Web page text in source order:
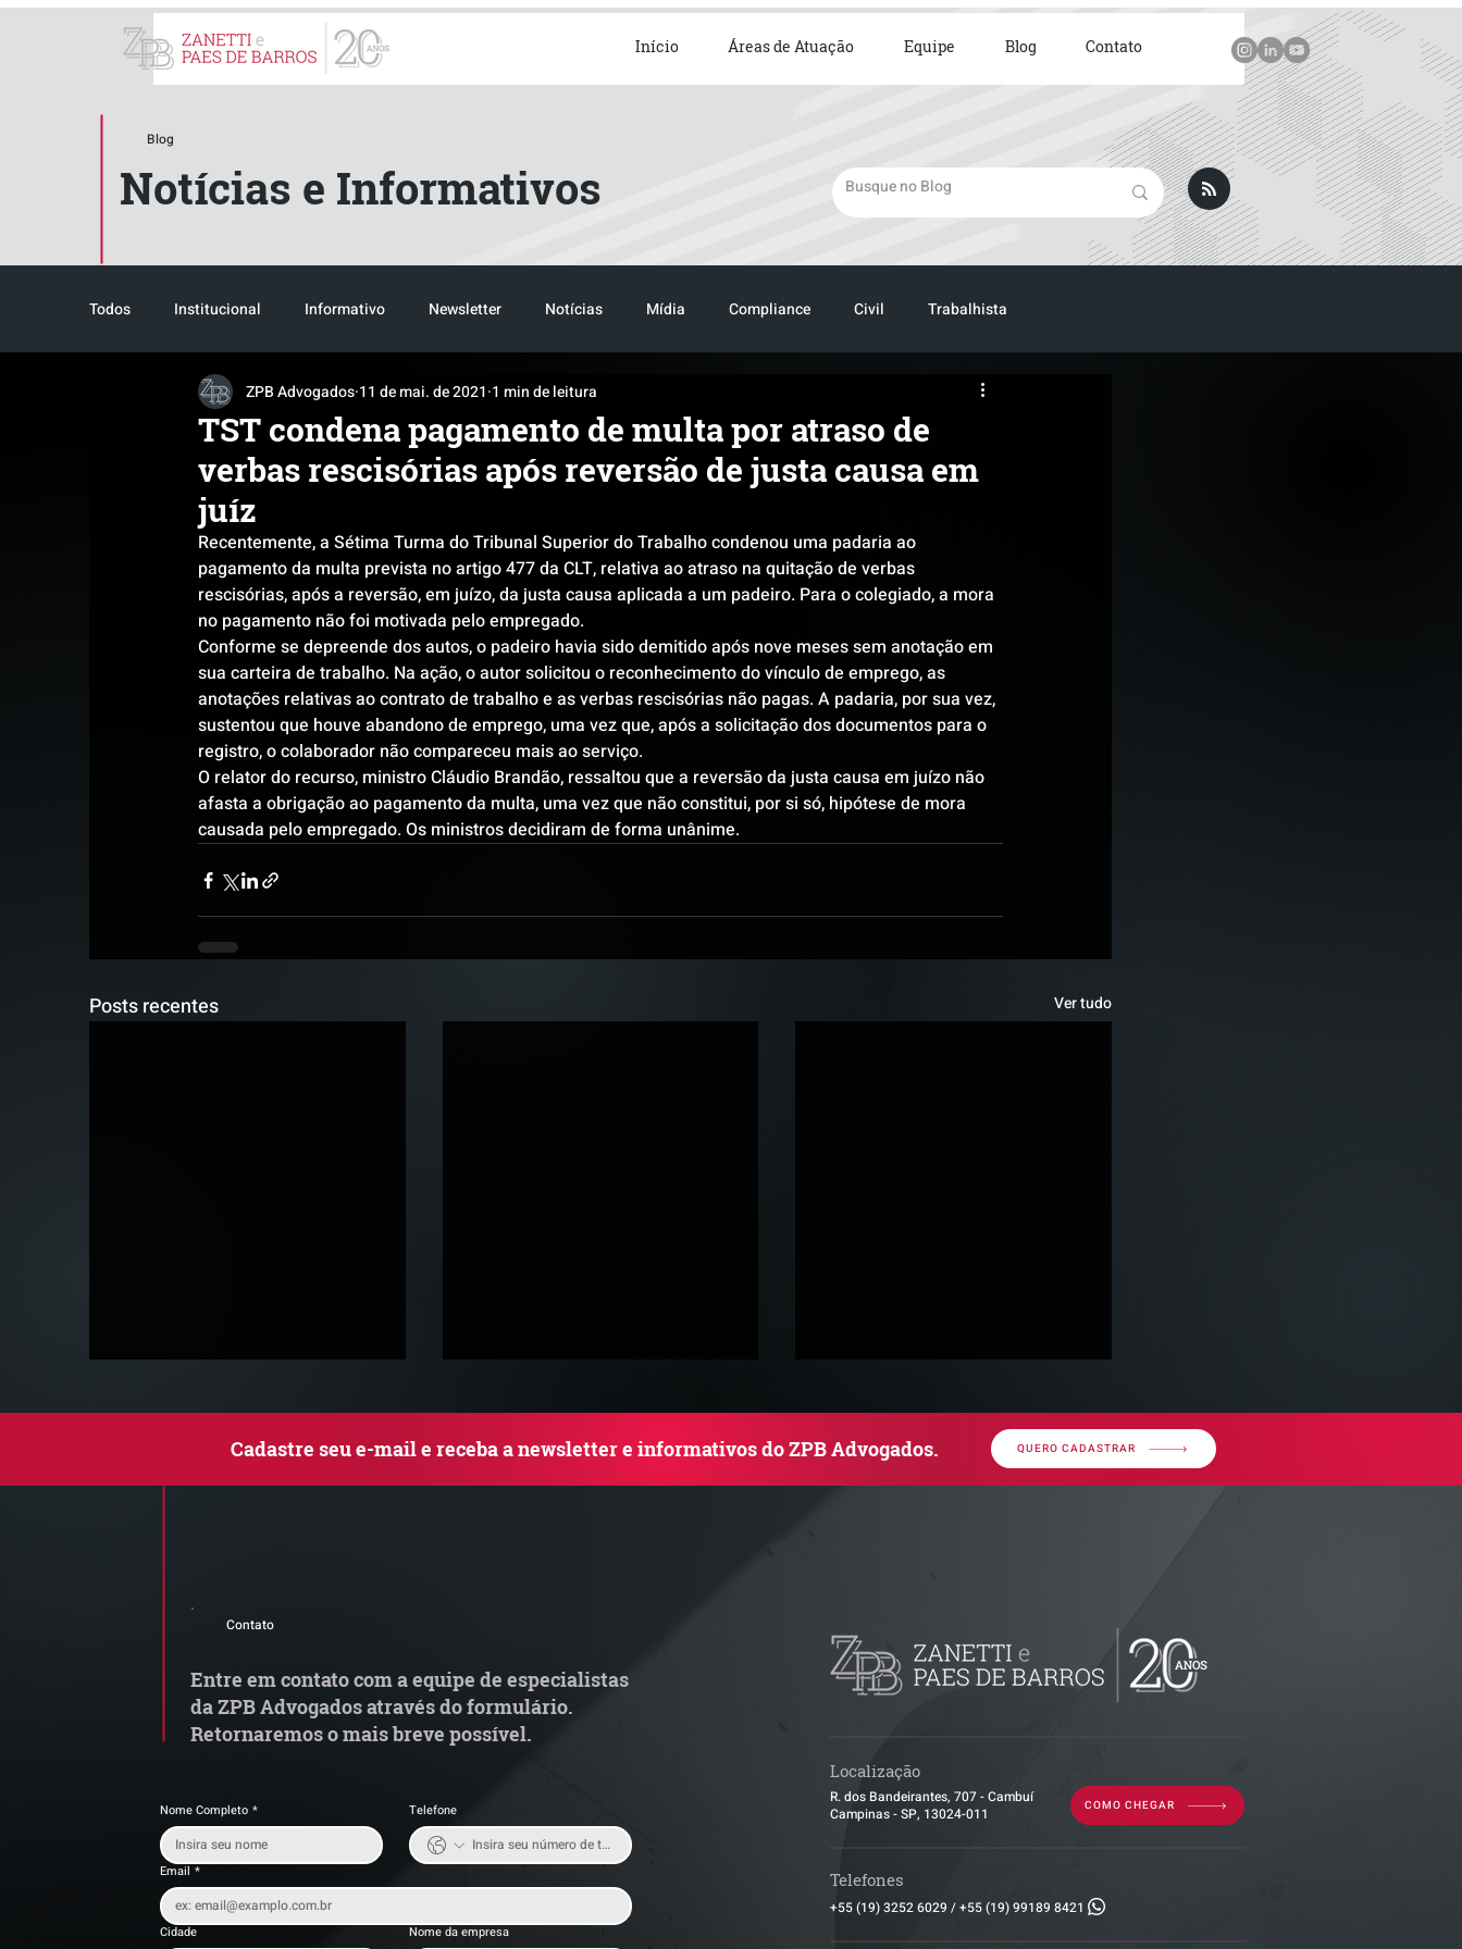
Início Áreas de Atuação Equipe Blog Contato
Blog
Notícias e Informativos
Todos Institucional Informativo Newsletter Notícias Mídia Compliance Civil Trabalhista
Reconhecimento Tributário Pós-evento TRANSPORTE LOGISTICA
TST condena pagamento de multa por atraso de
verbas rescisórias após reversão de justa causa em
juíz
ZPB Advogados 11 de mai. de 2021 1 min de leitura
Recentemente, a Sétima Turma do Tribunal Superior do Trabalho condenou uma padaria ao
pagamento da multa prevista no artigo 477 da CLT, relativa ao atraso na quitação de verbas
rescisórias, após a reversão, em juízo, da justa causa aplicada a um padeiro. Para o colegiado, a mora
no pagamento não foi motivada pelo empregado.
Conforme se depreende dos autos, o padeiro havia sido demitido após nove meses sem anotação em
sua carteira de trabalho. Na ação, o autor solicitou o reconhecimento do vínculo de emprego, as
anotações relativas ao contrato de trabalho e as verbas rescisórias não pagas. A padaria, por sua vez,
sustentou que houve abandono de emprego, uma vez que, após a solicitação dos documentos para o
registro, o colaborador não compareceu mais ao serviço.
O relator do recurso, ministro Cláudio Brandão, ressaltou que a reversão da justa causa em juízo não
afasta a obrigação ao pagamento da multa, uma vez que não constitui, por si só, hipótese de mora
causada pelo empregado. Os ministros decidiram de forma unânime.
Posts recentes Ver tudo
Alerta de Tentativa de
condominial anterior?
Cadastre seu e-mail e receba a newsletter e informativos do ZPB Advogados. QUERO CADASTRAR
Contato
Entre em contato com a equipe de especialistas
da ZPB Advogados através do formulário.
Retornaremos o mais breve possível.
Nome Completo * Telefone
Email *
Cidade Nome da empresa
Localização
R. dos Bandeirantes, 707 - Cambuí
Campinas - SP, 13024-011
COMO CHEGAR
Telefones
+55 (19) 3252 6029 /+55 (19) 99189 8421